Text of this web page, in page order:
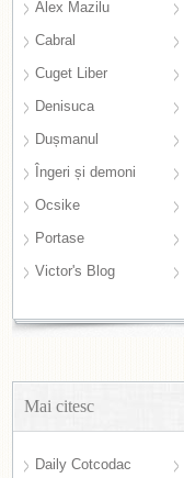
Alex Mazilu
Cabral
Cuget Liber
Denisuca
Dușmanul
Îngeri și demoni
Ocsike
Portase
Victor's Blog
Mai citesc
Daily Cotcodac